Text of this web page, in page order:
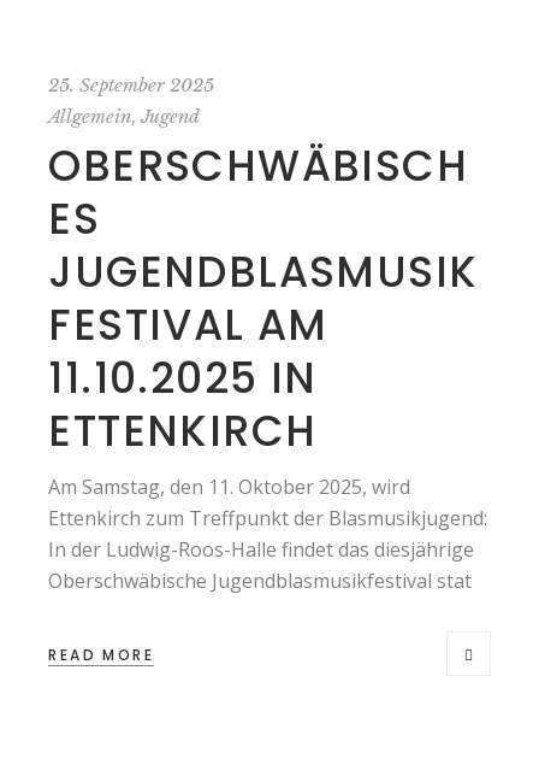
25. September 2025
Allgemein,Jugend
OBERSCHWÄBISCH
ES
JUGENDBLASMUSIK
FESTIVAL AM
11.10.2025 IN
ETTENKIRCH
Am Samstag, den 11. Oktober 2025, wird
Ettenkirch zum Treffpunkt der Blasmusikjugend:
In der Ludwig-Roos-Halle findet das diesjährige
Oberschwäbische Jugendblasmusikfestival stat
READ MORE